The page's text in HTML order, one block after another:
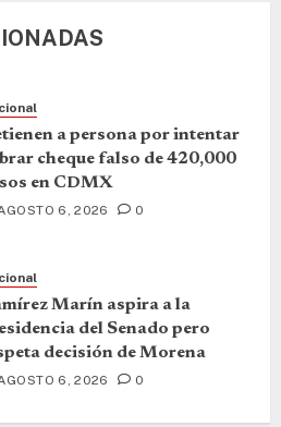
a persona por intentar
cheque falso de 420,000
en CDMX
6, 2026 0
Marín aspira a la
del Senado pero
decisión de Morena
6, 2026 0